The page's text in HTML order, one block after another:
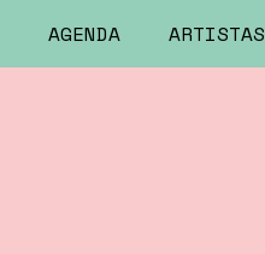
AGENDA ARTISTAS